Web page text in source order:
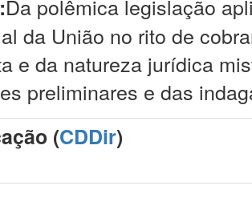
Da polêmica legislação
da União no rito de
e da natureza jurídica
preliminares e das
(CDDir)